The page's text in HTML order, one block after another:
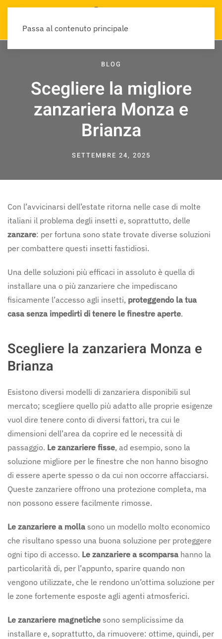
Passa al contenuto principale
BLOG
Scegliere la migliore
zanzariera Monza e
Brianza
SETTEMBRE 24, 2025
Con l’avvicinarsi dell’estate ritorna nelle case di molte
italiani il problema degli insetti e, soprattutto, delle
zanzare: per fortuna sono state trovate diverse soluzioni
per combattere questi insetti fastidiosi.
Una delle soluzioni più efficaci in assoluto è quella di
installare una o più zanzariere che impediscano
fisicamente l’accesso agli insetti, proteggendo la tua
casa senza impedirti di tenere le finestre aperte.
Scegliere la zanzariera Monza e
Brianza
Esistono diversi modelli di zanzariera disponibili sul
mercato; scegliere quello più adatto alle proprie esigenze
vuol dire tenere conto di diversi fattori, tra cui le
dimensioni dell’area da coprire ed le necessità di
passaggio. Le zanzariere fisse, ad esempio, sono la
soluzione migliore per le finestre che non hanno bisogno
di essere aperte spesso o da cui non occorre affacciarsi.
Queste zanzariere offrono una protezione completa, ma
non possono essere facilmente rimosse.
Le zanzariere a molla sono un modello molto economico
che risultano spesso una buona soluzione per proteggere
ogni tipo di accesso. Le zanzariere a scomparsa hanno la
particolarità di, per l’appunto, sparire quando non
vengono utilizzate, che le rendono un’ottima soluzione per
le zone fortemente esposte agli agenti atmosferici.
Le zanzariere magnetiche sono semplicissime da
installare e, soprattutto, da rimuovere: ottime, quindi, per